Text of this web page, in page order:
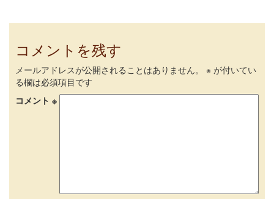
コメントを残す
メールアドレスが公開されることはありません。 ※ が付いてい
る欄は必須項目です
コメント ※